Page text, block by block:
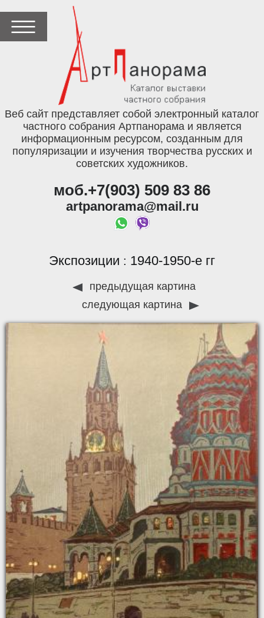
Веб сайт представляет собой электронный каталог
частного собрания Артпанорама и является
информационным ресурсом, созданным для
популяризации и изучения творчества русских и
советских художников.
моб.+7(903) 509 83 86
artpanorama@mail.ru
Экспозиции : 1940-1950-е гг
предыдущая картина
следующая картина